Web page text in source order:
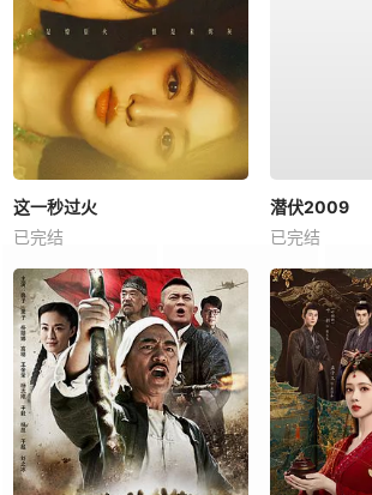
这一秒过火
已完结
潜伏2009
已完结